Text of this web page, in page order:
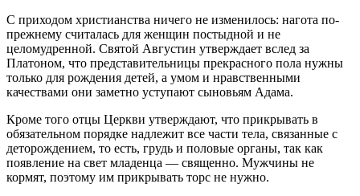
С приходом христианства ничего не изменилось: нагота по-
прежнему считалась для женщин постыдной и не
целомудренной. Святой Августин утверждает вслед за
Платоном, что представительницы прекрасного пола нужны
только для рождения детей, а умом и нравственными
качествами они заметно уступают сыновьям Адама.
Кроме того отцы Церкви утверждают, что прикрывать в
обязательном порядке надлежит все части тела, связанные с
деторождением, то есть, грудь и половые органы, так как
появление на свет младенца — священно. Мужчины не
кормят, поэтому им прикрывать торс не нужно.